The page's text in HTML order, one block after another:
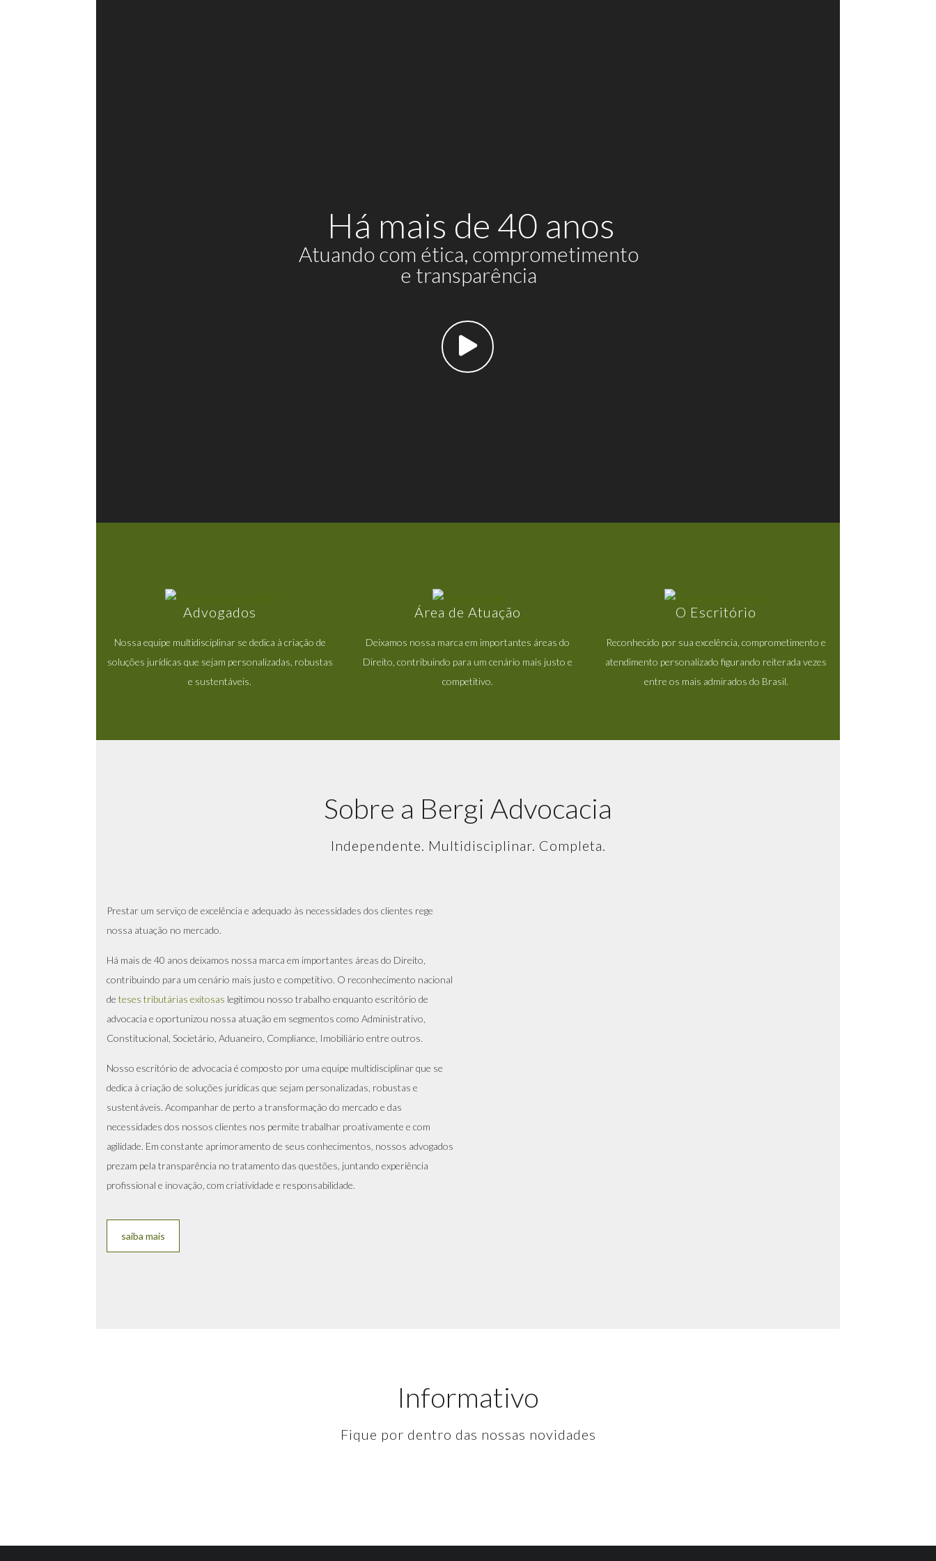
Advogados
Nossa equipe multidisciplinar se dedica à criação de
soluções jurídicas que sejam personalizadas, robustas
e sustentáveis.
Área de Atuação
Deixamos nossa marca em importantes áreas do
Direito, contribuindo para um cenário mais justo e
competitivo.
O Escritório
Reconhecido por sua excelência, comprometimento e
atendimento personalizado figurando reiterada vezes
entre os mais admirados do Brasil.
Sobre a Bergi Advocacia
Independente. Multidisciplinar. Completa.
Prestar um serviço de excelência e adequado às necessidades dos clientes rege
nossa atuação no mercado.
Há mais de 40 anos deixamos nossa marca em importantes áreas do Direito,
contribuindo para um cenário mais justo e competitivo. O reconhecimento nacional
de teses tributárias exitosas legitimou nosso trabalho enquanto escritório de
advocacia e oportunizou nossa atuação em segmentos como Administrativo,
Constitucional, Societário, Aduaneiro, Compliance, Imobiliário entre outros.
Nosso escritório de advocacia é composto por uma equipe multidisciplinar que se
dedica à criação de soluções jurídicas que sejam personalizadas, robustas e
sustentáveis. Acompanhar de perto a transformação do mercado e das
necessidades dos nossos clientes nos permite trabalhar proativamente e com
agilidade. Em constante aprimoramento de seus conhecimentos, nossos advogados
prezam pela transparência no tratamento das questões, juntando experiência
profissional e inovação, com criatividade e responsabilidade.
saiba mais
Informativo
Fique por dentro das nossas novidades